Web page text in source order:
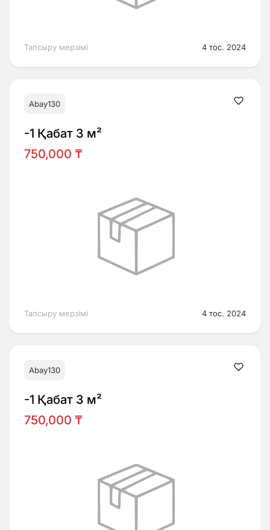
Тапсыру мерзімі 4 тос. 2024
Abay130
-1 Қабат 3 м²
750,000 ₸
Тапсыру мерзімі 4 тос. 2024
Abay130
-1 Қабат 3 м²
750,000 ₸